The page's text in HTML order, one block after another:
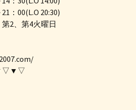
：00(L.O 20:30)
2、第4火曜日